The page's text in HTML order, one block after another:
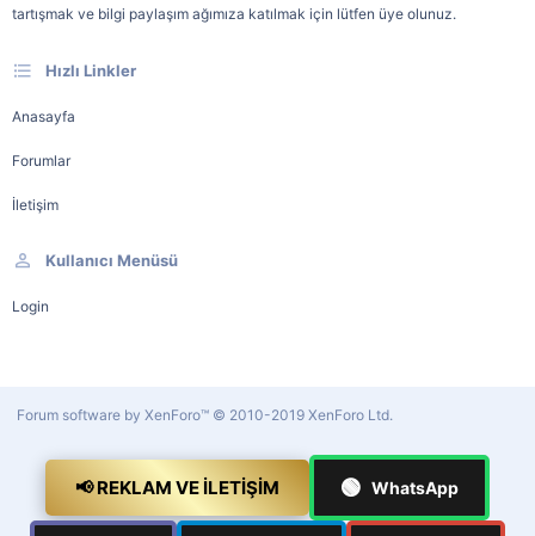
tartışmak ve bilgi paylaşım ağımıza katılmak için lütfen üye olunuz.
Hızlı Linkler
Anasayfa
Forumlar
İletişim
Kullanıcı Menüsü
Login
Forum software by XenForo™ © 2010-2019 XenForo Ltd.
📢 REKLAM VE İLETIŞIM 🟢 WhatsApp